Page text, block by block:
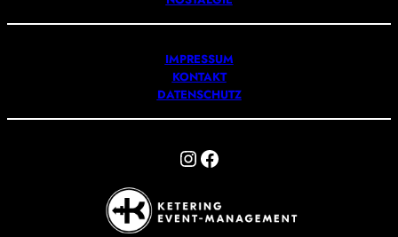
IMPRESSUM
KONTAKT
DATENSCHUTZ
Instagram Facebook